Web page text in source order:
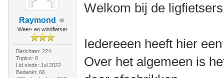
Raymond
Weer- en windfietser
Berichten: 224
Topics: 8
Lid sinds: Jul 2022
Bedankt: 66
Welkom bij de
Iedereeen heeft hier
Over het algemeen is